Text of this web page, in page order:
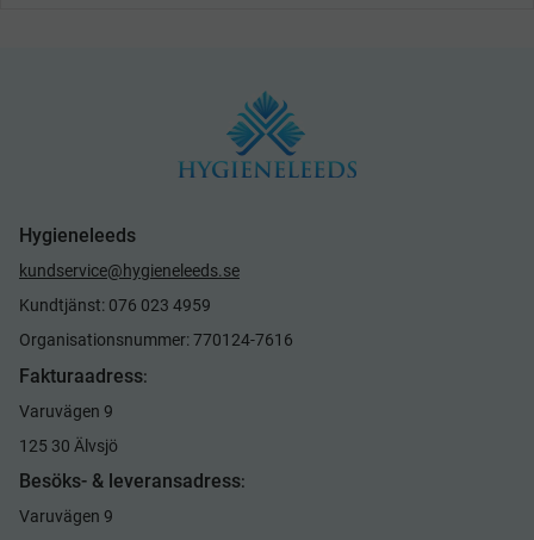
Hygieneleeds
kundservice@hygieneleeds.se
Kundtjänst: 076 023 4959
Organisationsnummer: 770124-7616
Fakturaadress:
Varuvägen 9
125 30 Älvsjö
Besöks- & leveransadress:
Varuvägen 9